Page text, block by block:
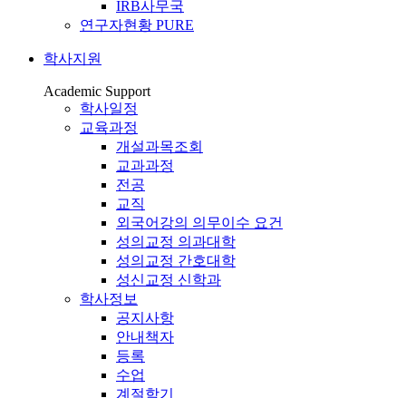
IRB사무국
연구자현황 PURE
학사지원
Academic Support
학사일정
교육과정
개설과목조회
교과과정
전공
교직
외국어강의 의무이수 요건
성의교정 의과대학
성의교정 간호대학
성신교정 신학과
학사정보
공지사항
안내책자
등록
수업
계절학기